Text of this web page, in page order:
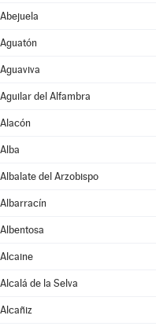
Abejuela
Aguatón
Aguaviva
Aguilar del Alfambra
Alacón
Alba
Albalate del Arzobispo
Albarracín
Albentosa
Alcaine
Alcalá de la Selva
Alcañiz